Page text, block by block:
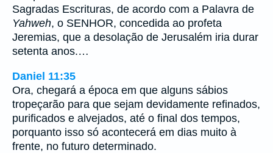
Sagradas Escrituras, de acordo com a Palavra de
Yahweh, o SENHOR, concedida ao profeta
Jeremias, que a desolação de Jerusalém iria durar
setenta anos.…
Daniel 11:35
Ora, chegará a época em que alguns sábios
tropeçarão para que sejam devidamente refinados,
purificados e alvejados, até o final dos tempos,
porquanto isso só acontecerá em dias muito à
frente, no futuro determinado.